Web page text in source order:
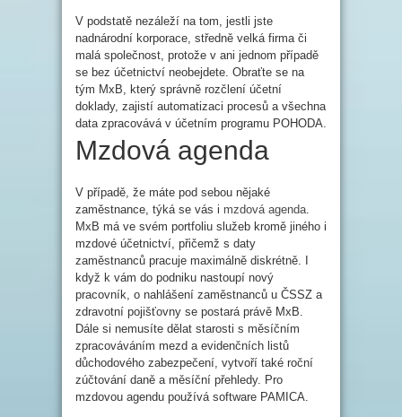
V podstatě nezáleží na tom, jestli jste
nadnárodní korporace, středně velká firma či
malá společnost, protože v ani jednom případě
se bez účetnictví neobejdete. Obraťte se na
tým MxB, který správně rozčlení účetní
doklady, zajistí automatizaci procesů a všechna
data zpracovává v účetním programu POHODA.
Mzdová agenda
V případě, že máte pod sebou nějaké
zaměstnance, týká se vás i mzdová agenda
MxB má ve svém portfoliu služeb kromě jiného i
mzdové účetnictví, přičemž s daty
zaměstnanců pracuje maximálně diskrétně. I
když k vám do podniku nastoupí nový
pracovník, o nahlášení zaměstnanců u ČSSZ a
zdravotní pojišťovny se postará právě MxB.
Dále si nemusíte dělat starosti s měsíčním
zpracováváním mezd a evidenčních listů
důchodového zabezpečení, vytvoří také roční
zúčtování daně a měsíční přehledy. Pro
mzdovou agendu používá software PAMICA.